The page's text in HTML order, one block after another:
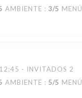
AMBIENTE : 3/5 MENÚ
- INVITADOS 2
AMBIENTE : 5/5 MENÚ